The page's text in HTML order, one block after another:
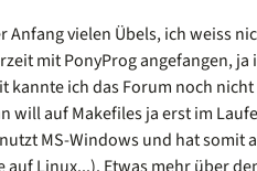
Anfang vielen Übels, ich weiss
mit PonyProg angefangen,
kannte ich das Forum noch
will auf Makefiles ja erst im
MS-Windows und hat
Linux...). Etwas mehr über